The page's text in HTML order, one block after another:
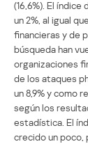
(16,6%). El
un 2%, al igual
financieras y de
búsqueda han
organizaciones
de los ataques
un 8,9% y como
según los
estadística. El
crecido un poco,